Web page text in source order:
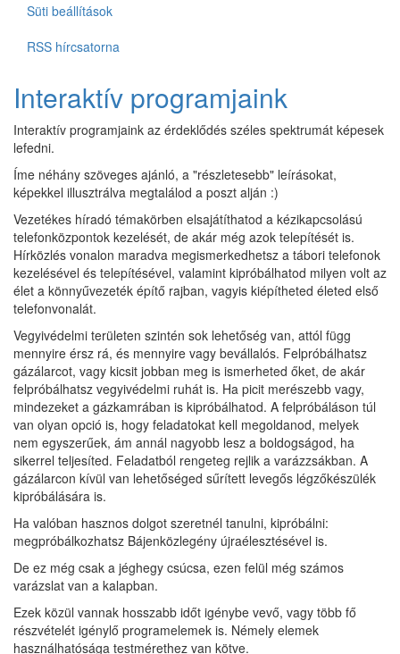
Süti beállítások
RSS hírcsatorna
Interaktív programjaink
Interaktív programjaink az érdeklődés széles spektrumát képesek
lefedni.
Íme néhány szöveges ajánló, a "részletesebb" leírásokat,
képekkel illusztrálva megtalálod a poszt alján :)
Vezetékes híradó témakörben elsajátíthatod a kézikapcsolású
telefonközpontok kezelését, de akár még azok telepítését is.
Hírközlés vonalon maradva megismerkedhetsz a tábori telefonok
kezelésével és telepítésével, valamint kipróbálhatod milyen volt az
élet a könnyűvezeték építő rajban, vagyis kiépítheted életed első
telefonvonalát.
Vegyivédelmi területen szintén sok lehetőség van, attól függ
mennyire érsz rá, és mennyire vagy bevállalós. Felpróbálhatsz
gázálarcot, vagy kicsit jobban meg is ismerheted őket, de akár
felpróbálhatsz vegyivédelmi ruhát is. Ha picit merészebb vagy,
mindezeket a gázkamrában is kipróbálhatod. A felpróbáláson túl
van olyan opció is, hogy feladatokat kell megoldanod, melyek
nem egyszerűek, ám annál nagyobb lesz a boldogságod, ha
sikerrel teljesíted. Feladatból rengeteg rejlik a varázzsákban. A
gázálarcon kívül van lehetőséged sűrített levegős légzőkészülék
kipróbálására is.
Ha valóban hasznos dolgot szeretnél tanulni, kipróbálni:
megpróbálkozhatsz Bájenközlegény újraélesztésével is.
De ez még csak a jéghegy csúcsa, ezen felül még számos
varázslat van a kalapban.
Ezek közül vannak hosszabb időt igénybe vevő, vagy több fő
részvételét igénylő programelemek is. Némely elemek
használhatósága testmérethez van kötve.